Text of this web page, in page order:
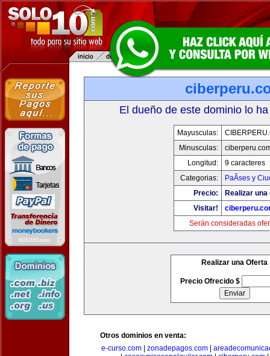
El dueño de este dominio lo
Mayusculas:
Minusculas:
Longitud:
9 caracteres
Categorias:
PaÃ­ses y
Precio:
Realizar
Visitar!
Serán consideradas
Realizar una Oferta
Precio Ofrecido $
Otros dominios en venta:
e-curso.com| zonadepagos.com|